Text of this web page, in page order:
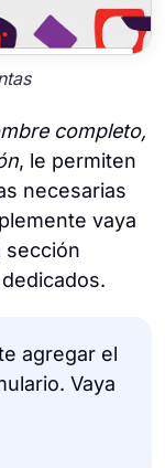
completo,
, le permiten
necesarias
vaya
sección
agregar el
Vaya